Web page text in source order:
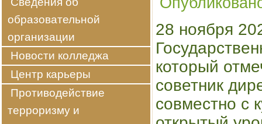
образовательной
организации
Новости колледжа
Центр карьеры
Противодействие
терроризму и
28 ноября
который
советник
совместно с